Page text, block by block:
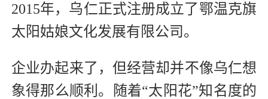
2015年，乌仁正式注册成立了鄂温克旗
太阳姑娘文化发展有限公司。
企业办起来了，但经营却并不像乌仁想
象得那么顺利。随着“太阳花”知名度的